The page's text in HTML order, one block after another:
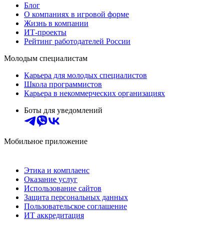
Блог
О компаниях в игровой форме
Жизнь в компании
ИТ-проекты
Рейтинг работодателей России
Молодым специалистам
Карьера для молодых специалистов
Школа программистов
Карьера в некоммерческих организациях
Боты для уведомлений
Мобильное приложение
Этика и комплаенс
Оказание услуг
Использование сайтов
Защита персональных данных
Пользовательское соглашение
ИТ аккредитация